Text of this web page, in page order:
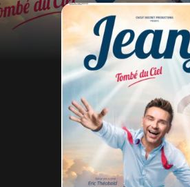
Rivaj Group traite votre adresse électronique pour la
la newsletter de
Le Capitole en Champagne
. Vous
à tout moment. Pour en savoir plus, consultez notre